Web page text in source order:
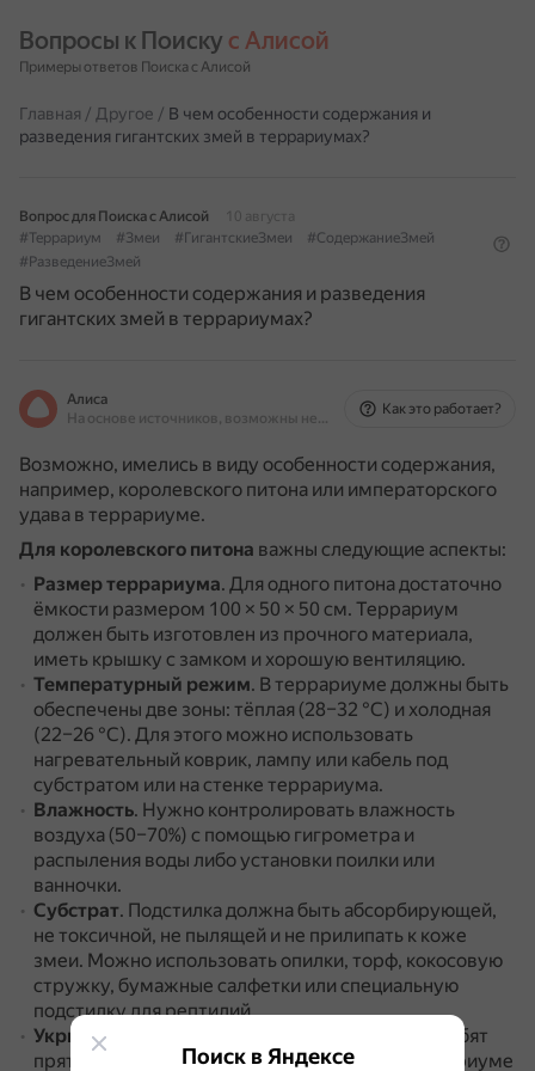
Вопросы к Поиску с Алисой
Примеры ответов Поиска с Алисой
Главная / Другое / В чем особенности содержания и
разведения гигантских змей в террариумах?
Вопрос для Поиска с Алисой
10 августа
#Террариум
#Змеи #ГигантскиеЗмеи
#СодержаниеЗмей
#РазведениеЗмей
В чем особенности содержания и разведения
гигантских змей в террариумах?
Алиса
На основе источников, возможны неточности
Как это работает?
Возможно, имелись в виду особенности содержания,
например, королевского питона или императорского
удава в террариуме.
Для королевского питона важны следующие аспекты:
Размер террариума. Для одного питона достаточно
ёмкости размером 100 × 50 × 50 см. Террариум
должен быть изготовлен из прочного материала,
иметь крышку с замком и хорошую вентиляцию.
Температурный режим. В террариуме должны быть
обеспечены две зоны: тёплая (28–32 °C) и холодная
(22–26 °C). Для этого можно использовать
нагревательный коврик, лампу или кабель под
субстратом или на стенке террариума.
Влажность. Нужно контролировать влажность
воздуха (50–70%) с помощью гигрометра и
распыления воды либо установки поилки или
ванночки.
Субстрат. Подстилка должна быть абсорбирующей,
не токсичной, не пылящей и не прилипать к коже
змеи. Можно использовать опилки, торф, кокосовую
стружку, бумажные салфетки или специальную
подстилку для рептилий.
Укрытия и декорации
Королевские питоны любят
прятаться в укромных местах, поэтому в террариуме
Поиск в Яндексе